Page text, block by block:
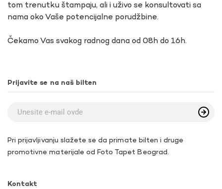
tom trenutku štampaju, ali i uživo se konsultovati sa
nama oko Vaše potencijalne porudžbine.
Čekamo Vas svakog radnog dana od 08h do 16h.
Prijavite se na naš bilten
Pri prijavljivanju slažete se da primate bilten i druge
promotivne materijale od Foto Tapet Beograd.
Kontakt